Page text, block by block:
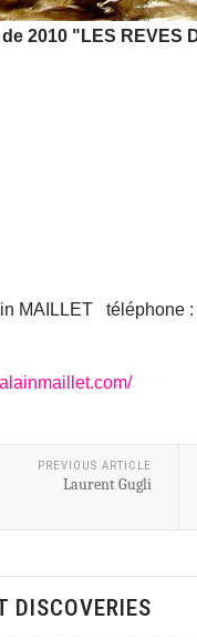
2010 "LES REVES
MAILLET téléphone
PREVIOUS ARTICLE
Laurent Gugli
DISCOVERIES